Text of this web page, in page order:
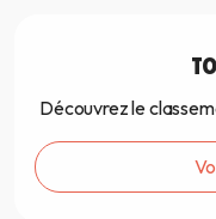
Découvrez le